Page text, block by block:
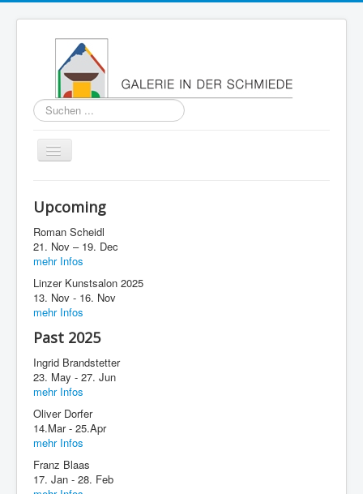
Suchen
...
Navigation
an/aus
About
Past
Imprint
Contact
Upcoming
Roman Scheidl
21. Nov – 19. Dec
mehr Infos
Linzer Kunstsalon 2025
13. Nov - 16. Nov
mehr Infos
Past 2025
Ingrid Brandstetter
23. May - 27. Jun
mehr Infos
Oliver Dorfer
14.Mar - 25.Apr
mehr Infos
Franz Blaas
17. Jan - 28. Feb